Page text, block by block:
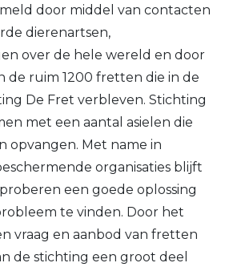
door middel van contacten
dierenartsen,
over de hele wereld en door
de ruim 1200 fretten die in de
De Fret verbleven. Stichting
met een aantal asielen die
opvangen. Met name in
organisaties blijft
een goede oplossing
te vinden. Door het
vraag en aanbod van fretten
de stichting een groot deel